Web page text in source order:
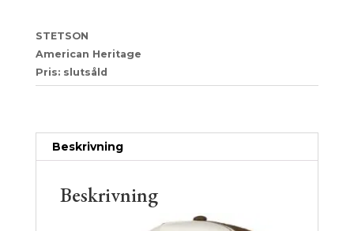
STETSON
American Heritage
Pris: slutsåld
Beskrivning
Beskrivning